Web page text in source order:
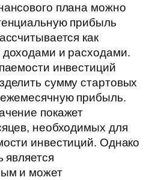
плана можно
прибыль
как
и расходами.
инвестиций
сумму стартовых
прибыль.
покажет
необходимых для
инвестиций. Однако
является
и может